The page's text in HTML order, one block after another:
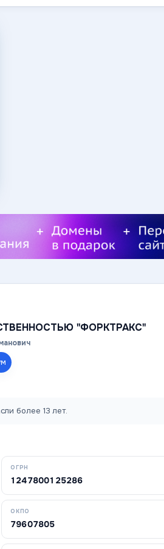
"ФОРКТРАКС"
более 13 лет.
ОГРН
1247800125286
ОКПО
79607805